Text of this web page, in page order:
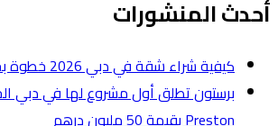
برستون تطلق أول مشروع لها في دبي الجنوب: One by